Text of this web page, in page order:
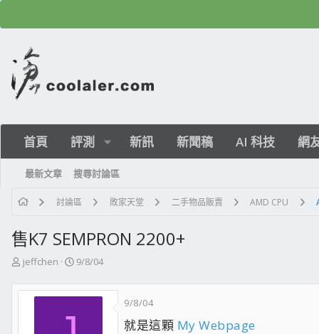
首頁 評測 新訊 新聞稿 AI 科技 網
最新文章 搜尋討論區
討論區 敗家天堂 二手物品販賣 AMD CPU
售K7 SEMPRON 2200+
主
發
jeffchen
開
日
9/8/04
9/8/04
就是這顆 My Webpage